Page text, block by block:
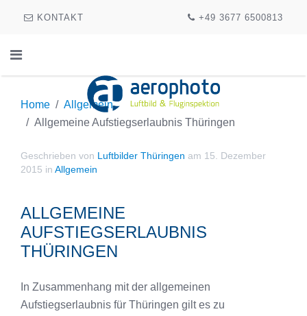
KONTAKT +49 3677 6500813
Home
Allgemein
Allgemeine Aufstiegserlaubnis Thüringen
Geschrieben von Luftbilder Thüringen am 15. Dezember
2015 in Allgemein
ALLGEMEINE
AUFSTIEGSERLAUBNIS
THÜRINGEN
In Zusammenhang mit der allgemeinen
Aufstiegserlaubnis für Thüringen gilt es zu